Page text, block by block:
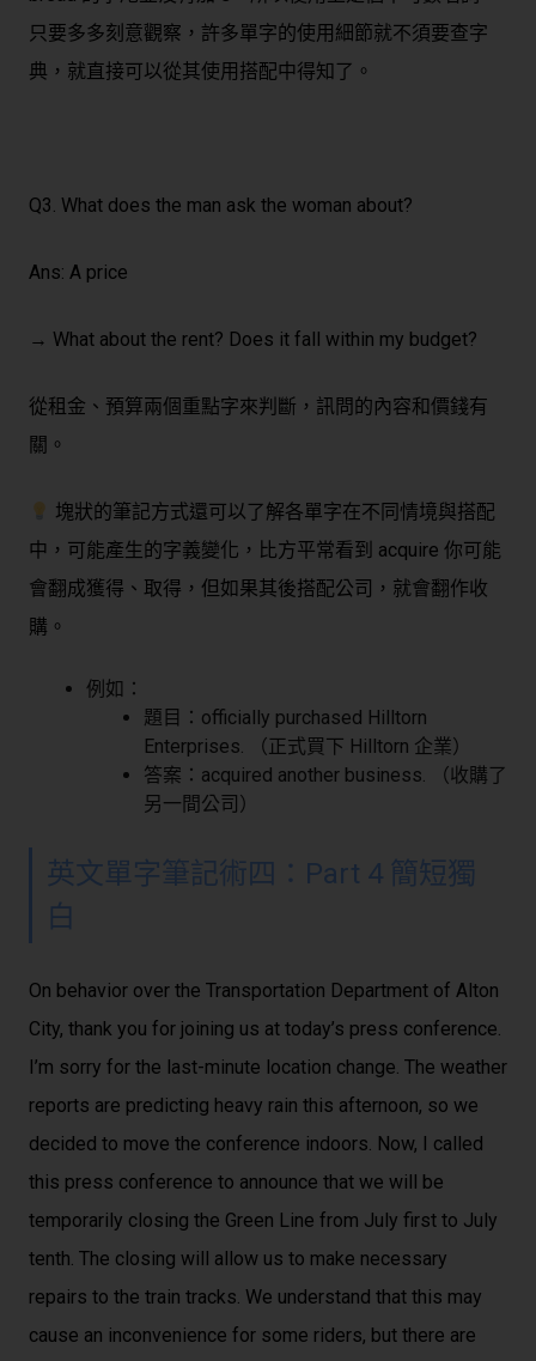
只要多多刻意觀察，許多單字的使用細節就不須要查字
典，就直接可以從其使用搭配中得知了。
Q3. What does the man ask the woman about?
Ans: A price
→ What about the rent? Does it fall within my budget?
從租金、預算兩個重點字來判斷，訊問的內容和價錢有
關。
塊狀的筆記方式還可以了解各單字在不同情境與搭配
中，可能產生的字義變化，比方平常看到 acquire 你可能
會翻成獲得、取得，但如果其後搭配公司，就會翻作收
購。
例如：
題目：officially purchased Hilltorn
Enterprises. （正式買下 Hilltorn 企業）
答案：acquired another business. （收購了
另一間公司）
英文單字筆記術四： Part 4 簡短獨
白
On behavior over the Transportation Department of Alton
City, thank you for joining us at today’s press conference.
I’m sorry for the last-minute location change. The weather
reports are predicting heavy rain this afternoon, so we
decided to move the conference indoors. Now, I called
this press conference to announce that we will be
temporarily closing the Green Line from July first to July
tenth. The closing will allow us to make necessary
repairs to the train tracks. We understand that this may
cause an inconvenience for some riders, but there are